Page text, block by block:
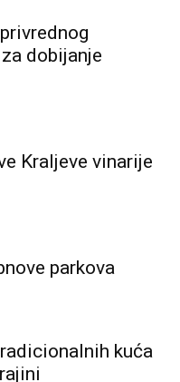
dobijanje
Kraljeve vinarije
parkova
kuća